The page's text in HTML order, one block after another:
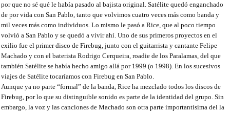
por que no sé qué le había pasado al bajista original. Satélite quedó enganchado
de por vida con San Pablo, tanto que volvimos cuatro veces más como banda y
mil veces más como individuos. Lo mismo le pasó a Rice, que al poco tiempo
volvió a San Pablo y se quedó a vivir ahí. Uno de sus primeros proyectos en el
exilio fue el primer disco de Firebug, junto con el guitarrista y cantante Felipe
Machado y con el baterista Rodrigo Cerqueira, roadie de los Paralamas, del que
también Satélite se había hecho amigo allá por 1999 (o 1998). En los sucesivos
viajes de Satélite tocaríamos con Firebug en San Pablo.
Aunque ya no parte “formal” de la banda, Rice ha mezclado todos los discos de
Firebug, por lo que su distinguible sonido es parte de la identidad del grupo. Sin
embargo, la voz y las canciones de Machado son otra parte importantísima del la